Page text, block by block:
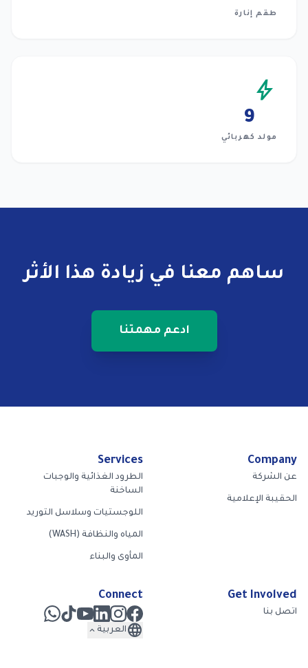
طقم إنارة
bolt
9
مولد كهربائي
ساهم معنا في زيادة هذا الأثر
ادعم مهمتنا
Company
عن الشركة
الحقيبة الإعلامية
Services
الطرود الغذائية والوجبات
الساخنة
اللوجستيات وسلاسل التوريد
المياه والنظافة (WASH)
المأوى والبناء
Get Involved
اتصل بنا
Connect
language العربية expand_less